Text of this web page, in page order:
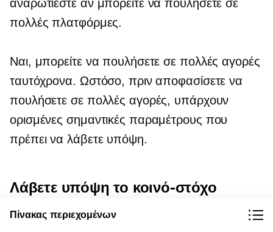
αναρωτιέστε αν μπορείτε να πουλήσετε σε
πολλές πλατφόρμες.
Ναι, μπορείτε να πουλήσετε σε πολλές αγορές
ταυτόχρονα. Ωστόσο, πριν αποφασίσετε να
πουλήσετε σε πολλές αγορές, υπάρχουν
ορισμένες σημαντικές παραμέτρους που
πρέπει να λάβετε υπόψη.
Λάβετε υπόψη το κοινό-στόχο
Αρχικά, λάβετε υπόψη το κοινό-στόχο κάθε
Πίνακας περιεχομένων